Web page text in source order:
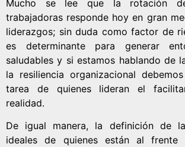
Mucho se lee que la rotación
trabajadoras responde hoy en gran
liderazgos; sin duda como factor de
es determinante para generar
saludables y si estamos hablando de
la resiliencia organizacional
tarea de quienes lideran el
realidad.
De igual manera, la definición de
ideales de quienes están al frente